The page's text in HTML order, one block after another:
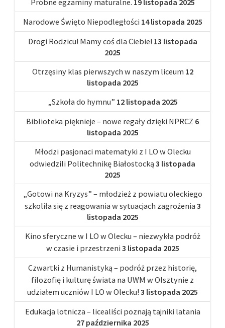
Narodowe Święto Niepodległości 14 listopada 2025
Drogi Rodzicu! Mamy coś dla Ciebie! 13 listopada
2025
Otrzęsiny klas pierwszych w naszym liceum 12
listopada 2025
„Szkoła do hymnu” 12 listopada 2025
Biblioteka pięknieje – nowe regały dzięki NPRCZ 6
listopada 2025
Młodzi pasjonaci matematyki z I LO w Olecku
odwiedzili Politechnikę Białostocką 3 listopada
2025
„Gotowi na Kryzys” – młodzież z powiatu oleckiego
szkoliła się z reagowania w sytuacjach zagrożenia 3
listopada 2025
Kino sferyczne w I LO w Olecku – niezwykła podróż
w czasie i przestrzeni 3 listopada 2025
Czwartki z Humanistyką – podróż przez historię,
filozofię i kulturę świata na UWM w Olsztynie z
udziałem uczniów I LO w Olecku! 3 listopada 2025
Edukacja lotnicza – licealiści poznają tajniki latania
27 października 2025